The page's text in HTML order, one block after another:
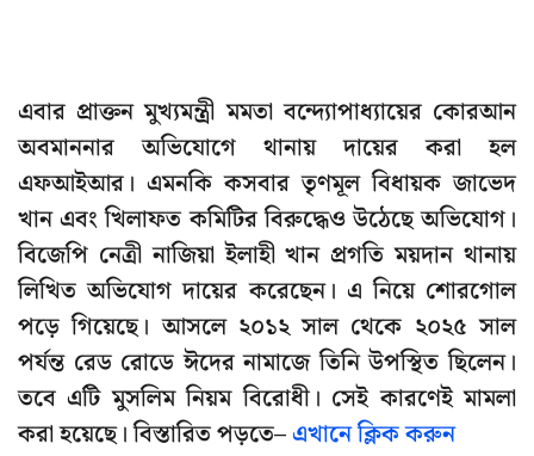
এবার প্রাক্তন মুখ্যমন্ত্রী মমতা বন্দ্যোপাধ্যায়ের কোরআন
অবমাননার অভিযোগে থানায় দায়ের করা হল
এফআইআর। এমনকি কসবার তৃণমূল বিধায়ক জাভেদ
খান এবং খিলাফত কমিটির বিরুদ্ধেও উঠেছে অভিযোগ।
বিজেপি নেত্রী নাজিয়া ইলাহী খান প্রগতি ময়দান থানায়
লিখিত অভিযোগ দায়ের করেছেন। এ নিয়ে শোরগোল
পড়ে গিয়েছে। আসলে ২০১২ সাল থেকে ২০২৫ সাল
পর্যন্ত রেড রোডে ঈদের নামাজে তিনি উপস্থিত ছিলেন।
তবে এটি মুসলিম নিয়ম বিরোধী। সেই কারণেই মামলা
করা হয়েছে। বিস্তারিত পড়তে–এখানে ক্লিক করুন